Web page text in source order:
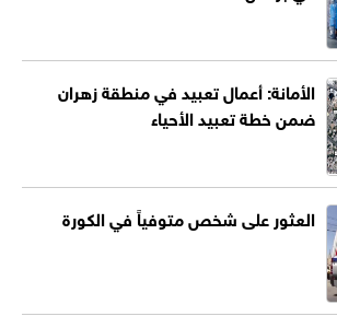
الأمانة: أعمال تعبيد في منطقة زهران
ضمن خطة تعبيد الأحياء
العثور على شخص متوفياً في الكورة